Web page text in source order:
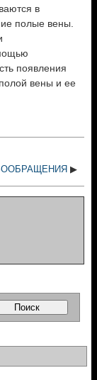
в
полые вены.
появления
вены и ее
▶